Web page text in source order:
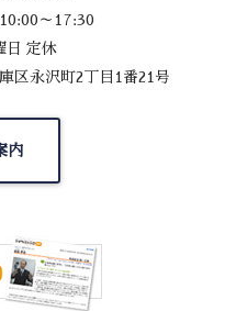
～17:30
日 定休
区永沢町2丁目1番21号
内